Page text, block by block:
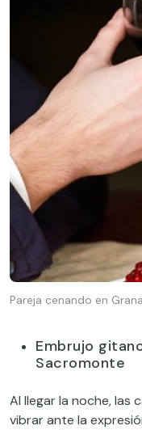
Pareja cenando en
Embrujo
Sacromonte
Al llegar la noche, las
vibrar ante la